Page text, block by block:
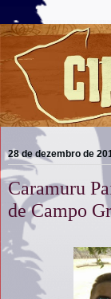
28 de dezembro de
Caramuru
de Campo